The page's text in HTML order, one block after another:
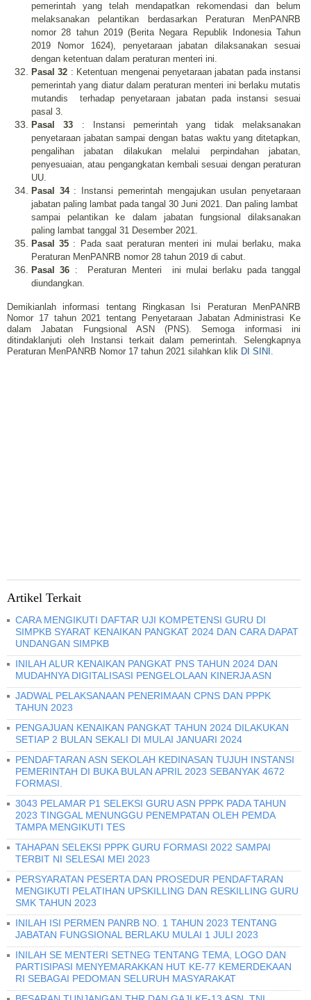
pemerintah yang telah mendapatkan rekomendasi dan belum
melaksanakan pelantikan berdasarkan Peraturan MenPANRB
nomor 28 tahun 2019 (Berita Negara Republik Indonesia Tahun
2019 Nomor 1624), penyetaraan jabatan dilaksanakan sesuai
dengan ketentuan dalam peraturan menteri ini.
Pasal 32 : Ketentuan mengenai penyetaraan jabatan pada instansi
pemerintah yang diatur dalam peraturan menteri ini berlaku mutatis
mutandis
terhadap penyetaraan jabatan pada instansi sesuai
pasal 3.
Pasal 33 : Instansi pemerintah yang tidak melaksanakan
penyetaraan jabatan sampai dengan batas waktu yang ditetapkan,
pengalihan jabatan dilakukan melalui perpindahan jabatan,
penyesuaian, atau pengangkatan kembali sesuai dengan peraturan
UU.
Pasal 34: Instansi pemerintah mengajukan usulan penyetaraan
jabatan paling lambat pada tangal 30 Juni 2021. Dan paling lambat
sampai pelantikan ke dalam jabatan fungsional dilaksanakan
paling lambat tanggal 31 Desember 2021.
Pasal 35 : Pada saat peraturan menteri ini mulai berlaku, maka
Peraturan MenPANRB nomor 28 tahun 2019 di cabut.
Pasal 36 : Peraturan Menteri
ini mulai berlaku pada tanggal
diundangkan.
Demikianlah informasi tentang Ringkasan Isi Peraturan MenPANRB
Nomor 17 tahun 2021 tentang Penyetaraan Jabatan Administrasi Ke
dalam Jabatan Fungsional ASN (PNS). Semoga informasi ini
ditindaklanjuti oleh Instansi terkait dalam pemerintah. Selengkapnya
Peraturan MenPANRB Nomor 17 tahun 2021 silahkan klik DI SINI.
Artikel Terkait
CARA MENGIKUTI DAFTAR UJI KOMPETENSI GURU DI
SIMPKB SYARAT KENAIKAN PANGKAT 2024 DAN CARA DAPAT
UNDANGAN SIMPKB
INILAH ALUR KENAIKAN PANGKAT PNS TAHUN 2024 DAN
MUDAHNYA DIGITALISASI PENGELOLAAN KINERJA ASN
JADWAL PELAKSANAAN PENERIMAAN CPNS DAN PPPK
TAHUN 2023
PENGAJUAN KENAIKAN PANGKAT TAHUN 2024 DILAKUKAN
SETIAP 2 BULAN SEKALI DI MULAI JANUARI 2024
PENDAFTARAN ASN SEKOLAH KEDINASAN TUJUH INSTANSI
PEMERINTAH DI BUKA BULAN APRIL 2023 SEBANYAK 4672
FORMASI.
3043 PELAMAR P1 SELEKSI GURU ASN PPPK PADA TAHUN
2023 TINGGAL MENUNGGU PENEMPATAN OLEH PEMDA
TAMPA MENGIKUTI TES
TAHAPAN SELEKSI PPPK GURU FORMASI 2022 SAMPAI
TERBIT NI SELESAI MEI 2023
PERSYARATAN PESERTA DAN PROSEDUR PENDAFTARAN
MENGIKUTI PELATIHAN UPSKILLING DAN RESKILLING GURU
SMK TAHUN 2023
INILAH ISI PERMEN PANRB NO. 1 TAHUN 2023 TENTANG
JABATAN FUNGSIONAL BERLAKU MULAI 1 JULI 2023
INILAH SE MENTERI SETNEG TENTANG TEMA, LOGO DAN
PARTISIPASI MENYEMARAKKAN HUT KE-77 KEMERDEKAAN
RI SEBAGAI PEDOMAN SELURUH MASYARAKAT